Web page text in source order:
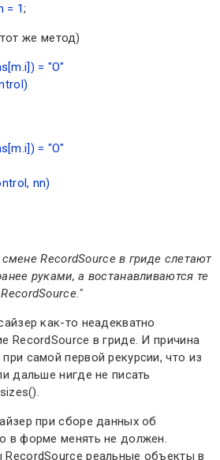
= 1;
же метод)
= "O"
= "O"
nn)
RecordSource в гриде слетают
руками, а востанавливаются те
как-то неадекватно
RecordSource в гриде. И причина
самой первой рекурсии, что из
дальше нигде не писать
при сборе данных об
в форме менять не должен.
реальные объекты в